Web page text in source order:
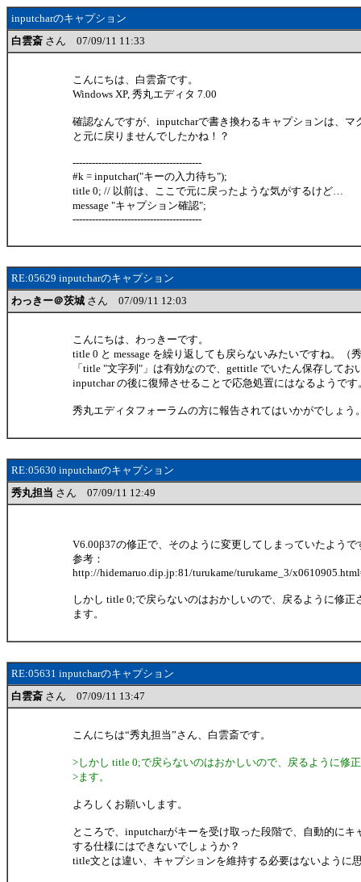
inputcharのキャプション
白雲斎 さん 07/09/11 11:33
こんにちは、白雲斎です。
Windows XP, 秀丸エディタ 7.00
確認なんですが、inputcharで書き換わるキャプションは、マ
と元に戻りませんでしたかね！？
----------------------------------------
#k = inputchar("キーの入力待ち");
title 0; // 以前は、ここで元に戻ったような気がするけど…
message "キャプション確認";
----------------------------------------
RE:05629 inputcharのキャプション
わっきー＠茨城 さん 07/09/11 12:03
こんにちは、わっきーです。
title 0 と message を繰り返しても戻らないみたいですね。（
「title "文字列"」は有効なので、gettitle でいたん保存してお
inputchar の後に復帰させることで応急処置にはなるようです
秀丸エディタフォーラムの方に報告されてはいかがでしょう
RE:05630 inputcharのキャプション
秀丸担当 さん 07/09/11 12:49
V6.00β37の修正で、そのように変更してしまっていたようで
参考：
http://hidemaruo.dip.jp:81/turukame/turukame_3/
しかし title 0;で戻らないのはおかしいので、戻るように修正
ます。
RE:05631 inputcharのキャプション
白雲斎 さん 07/09/11 13:47
こんにちは“秀丸担当”さん、白雲斎です。
>しかし title 0;で戻らないのはおかしいので、戻るように修
>ます。
よろしくお願いします。
ところで、inputcharがキーを受け取った段階で、自動的にキ
する仕様にはできないでしょうか？
title文とは違い、キャプションを維持する必要はないように